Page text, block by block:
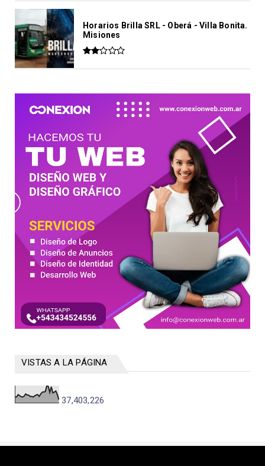
Horarios Brilla SRL - Oberá - Villa Bonita.
Misiones
VISTAS A LA PÁGINA
37,403,226